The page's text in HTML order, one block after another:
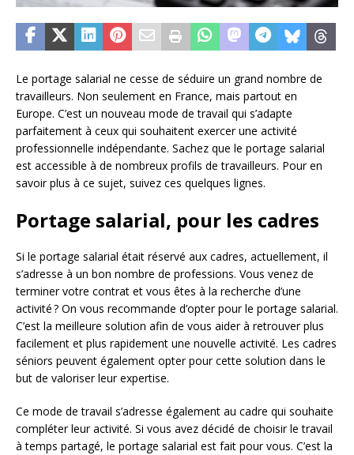
Le portage salarial ne cesse de séduire un grand nombre de
travailleurs. Non seulement en France, mais partout en
Europe. C’est un nouveau mode de travail qui s’adapte
parfaitement à ceux qui souhaitent exercer une activité
professionnelle indépendante. Sachez que le portage salarial
est accessible à de nombreux profils de travailleurs. Pour en
savoir plus à ce sujet, suivez ces quelques lignes.
Portage salarial, pour les cadres
Si le portage salarial était réservé aux cadres, actuellement, il
s’adresse à un bon nombre de professions. Vous venez de
terminer votre contrat et vous êtes à la recherche d’une
activité ? On vous recommande d’opter pour le portage salarial.
C’est la meilleure solution afin de vous aider à retrouver plus
facilement et plus rapidement une nouvelle activité. Les cadres
séniors peuvent également opter pour cette solution dans le
but de valoriser leur expertise.
Ce mode de travail s’adresse également au cadre qui souhaite
compléter leur activité. Si vous avez décidé de choisir le travail
à temps partagé, le portage salarial est fait pour vous. C’est la